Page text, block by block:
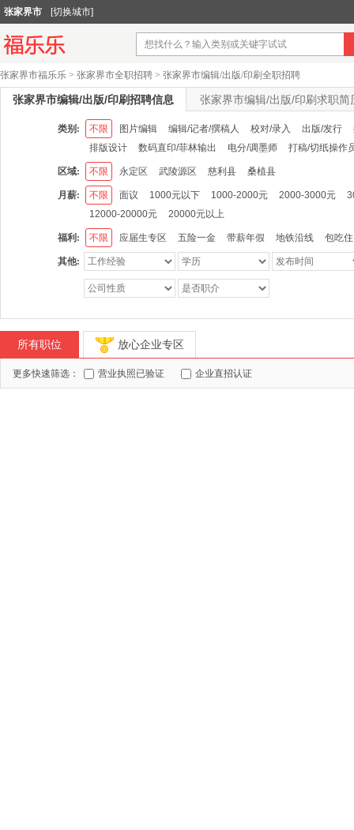
张家界市 [切换城市]
张家界市福乐乐 > 张家界市全职招聘 > 张家界市编辑/出版/印刷全职招聘
张家界市编辑/出版/印刷招聘信息 张家界市编辑/出版/印刷求职简
类别: 不限 图片编辑 编辑/记者/撰稿人 校对/录入 出版/发行
排版设计
数码直印/菲林输出 电分/调墨师 打稿/切纸操作
区域: 不限 永定区 武陵源区 慈利县 桑植县
月薪: 不限 面议 1000元以下 1000-2000元 2000-3000元
12000-20000元
20000元以上
福利: 不限 应届生专区 五险一金 带薪年假 地铁沿线 包吃住
其他:
所有职位 放心企业专区
更多快速筛选： 营业执照已验证 企业直招认证